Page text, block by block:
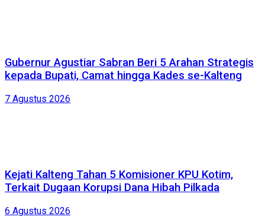
Gubernur Agustiar Sabran Beri 5 Arahan Strategis
kepada Bupati, Camat hingga Kades se-Kalteng
7 Agustus 2026
Kejati Kalteng Tahan 5 Komisioner KPU Kotim,
Terkait Dugaan Korupsi Dana Hibah Pilkada
6 Agustus 2026